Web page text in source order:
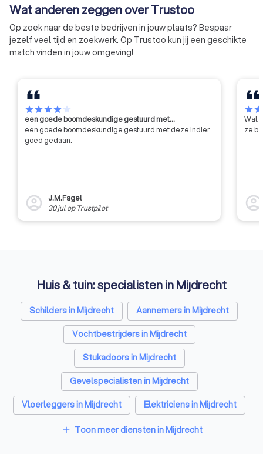
werken en worden gezien als de
architecten van de buitenruimte.
toch iets niet in
heeft u de
schade worden
Wat anderen zeggen over Trustoo
Op zoek naar de beste bedrijven in jouw plaats? Bespaar
jezelf veel tijd en zoekwerk. Op Trustoo kun jij een geschikte
match vinden in jouw omgeving!
starstarstarstarstar
een goede boomdeskundige gestuurd met…
een goede boomdeskundige gestuurd met deze indier
goed gedaan.
account_circle
J.M.Fagel
30 julop Trustpilot
starstar
Wat
ze
account_circle
Huis & tuin: specialisten in Mijdrecht
Schilders in Mijdrecht
Aannemers in Mijdrecht
Vochtbestrijders in Mijdrecht
Stukadoors in Mijdrecht
Gevelspecialisten in Mijdrecht
Vloerleggers in Mijdrecht
Elektriciens in Mijdrecht
Isolatiebedrijven in Mijdrecht
add Toon meer diensten in Mijdrecht